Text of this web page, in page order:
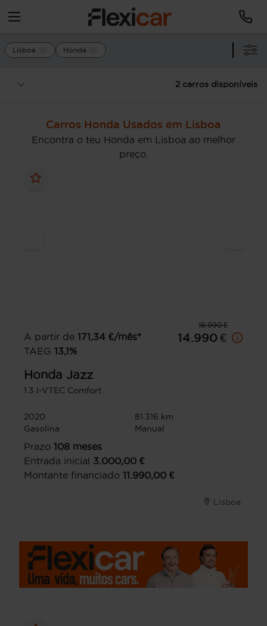
Lisboa Honda
2 carros disponíveis
Carros Honda Usados em Lisboa
Encontra o teu Honda em Lisboa ao melhor
preço.
18.990 €
A partir de 171,34 €/mês*
TAEG 13,1%
14.990 €
Honda Jazz
1.3 I-VTEC Comfort
2020
81.316 km
Gasolina
Manual
Prazo 108 meses
Entrada inicial 3.000,00 €
Montante financiado 11.990,00 €
Lisboa